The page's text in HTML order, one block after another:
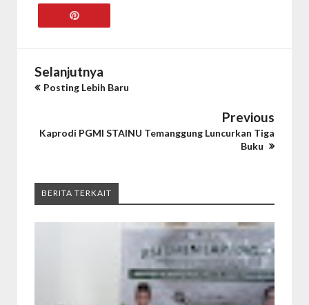
Selanjutnya
Posting Lebih Baru
Previous
Kaprodi PGMI STAINU Temanggung Luncurkan Tiga
Buku
BERITA TERKAIT